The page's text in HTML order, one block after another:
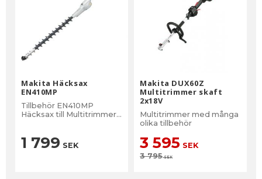
Makita Häcksax
EN410MP
Tillbehör EN410MP
Häcksax till Multitrimmer
1 799 SEK
Makita DUX60Z
Multitrimmer skaft
2x18V
Multitrimmer med många
olika tillbehör
3 595 SEK
3 795SEK